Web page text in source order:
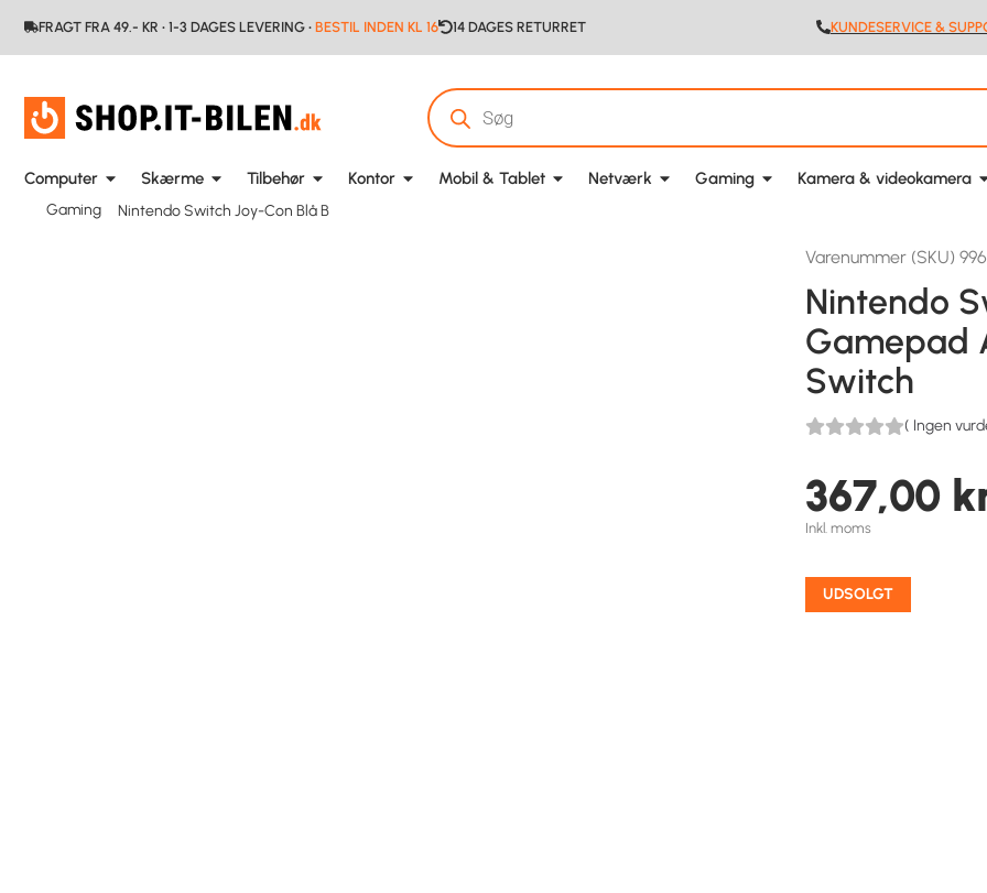
FRAGT FRA 49.- KR • 1-3 DAGES LEVERING • BESTIL INDEN KL 16 14 DAGES RETURRET KUNDESERVICE &
Computer Skærme Tilbehør Kontor Mobil & Tablet Netværk Gaming Kamera & videokamera
Gaming Nintendo Switch Joy-Con Blå B
Varenummer (SKU)
Nintendo
Gamepad
Switch
( Ingen
367,00
Inkl. moms
UDSOLGT